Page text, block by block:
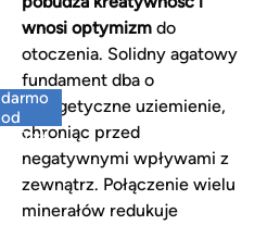
darmo
od
150 zł
wnosi optymizmdo
otoczenia. Solidny agatowy
fundament dba o
energetyczne uziemienie,
chroniąc przed
negatywnymi wpływami z
zewnątrz. Połączenie wielu
minerałów redukuje